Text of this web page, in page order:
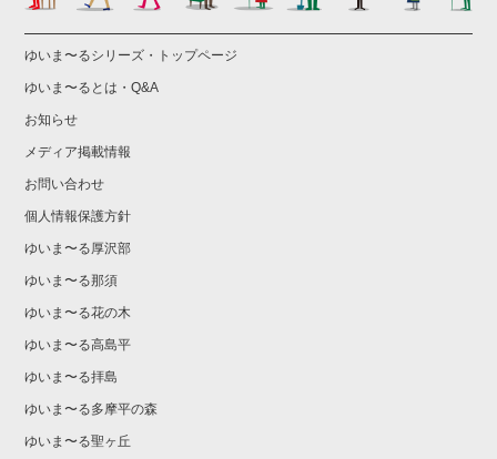
ゆいま〜るシリーズ・トップページ
ゆいま〜るとは・Q&A
お知らせ
メディア掲載情報
お問い合わせ
個人情報保護方針
ゆいま〜る厚沢部
ゆいま〜る那須
ゆいま〜る花の木
ゆいま〜る高島平
ゆいま〜る拝島
ゆいま〜る多摩平の森
ゆいま〜る聖ヶ丘